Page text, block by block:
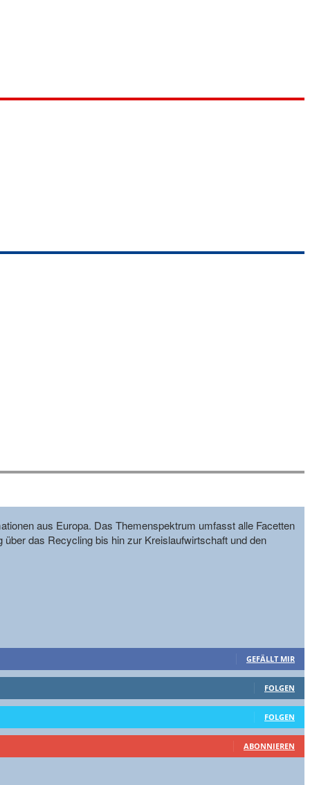
aus Europa. Das Themenspektrum umfasst alle Facetten
das Recycling bis hin zur Kreislaufwirtschaft und den
GEFÄLLT MIR
FOLGEN
FOLGEN
ABONNIEREN